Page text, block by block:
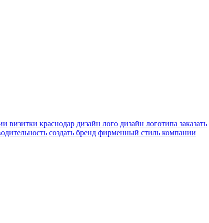
визитки краснодар дизайн лого дизайн логотипа заказать
создать бренд фирменный стиль компании